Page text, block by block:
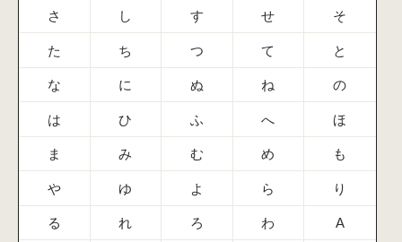
さ し す せ そ
た ち つ て と
な に ぬ ね の
は ひ ふ へ ほ
ま み む め も
や ゆ よ ら り
る れ ろ わ A